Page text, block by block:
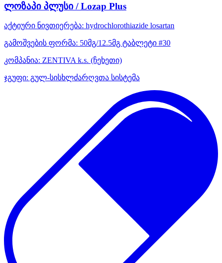
ლოზაპი პლუსი / Lozap Plus
აქტიური ნივთიერება: hydrochlorothiazide losartan
გამოშვების ფორმა: 50მგ/12.5მგ ტაბლეტი #30
კომპანია: ZENTIVA k.s. (ჩეხეთი)
ჯგუფი: გულ-სისხლძარღვთა სისტემა